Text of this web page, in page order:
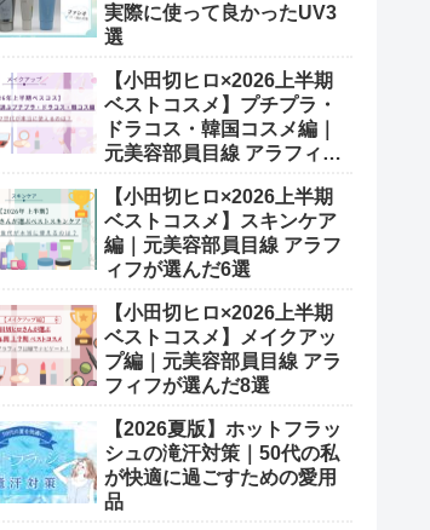
実際に使って良かったUV3
選
【小田切ヒロ×2026上半期
ベストコスメ】プチプラ・
ドラコス・韓国コスメ編｜
元美容部員目線 アラフィフ
【小田切ヒロ×2026上半期
ベストコスメ】スキンケア
編｜元美容部員目線 アラフ
ィフが選んだ6選
【小田切ヒロ×2026上半期
ベストコスメ】メイクアッ
プ編｜元美容部員目線 アラ
フィフが選んだ8選
【2026夏版】ホットフラッ
シュの滝汗対策｜50代の私
が快適に過ごすための愛用
品